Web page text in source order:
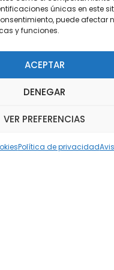
únicas en este
puede afectar
y funciones.
ACEPTAR
DENEGAR
VER PREFERENCIAS
Política de privacidad
958 455 085
618 370 813